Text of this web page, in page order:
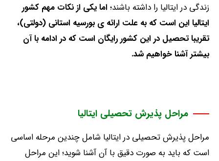
زندگی در ایتالیا را داشته باشند؛ اما یکی از نکات مهم کشور
ایتالیا این است که به علت ارائه ی بورسیه استانی (دولتی)،
تقریبا تحصیل در این کشور رایگان است که در ادامه با آن
بیشتر آشنا خواهیم شد.
مراحل پذیرش تحصیلی ایتالیا
مراحل پذیرش تحصیلی در ایتالیا شامل چندین مرحله اساسی
است که باید به صورت دقیق با آن آشنا شوید؛ این مراحل